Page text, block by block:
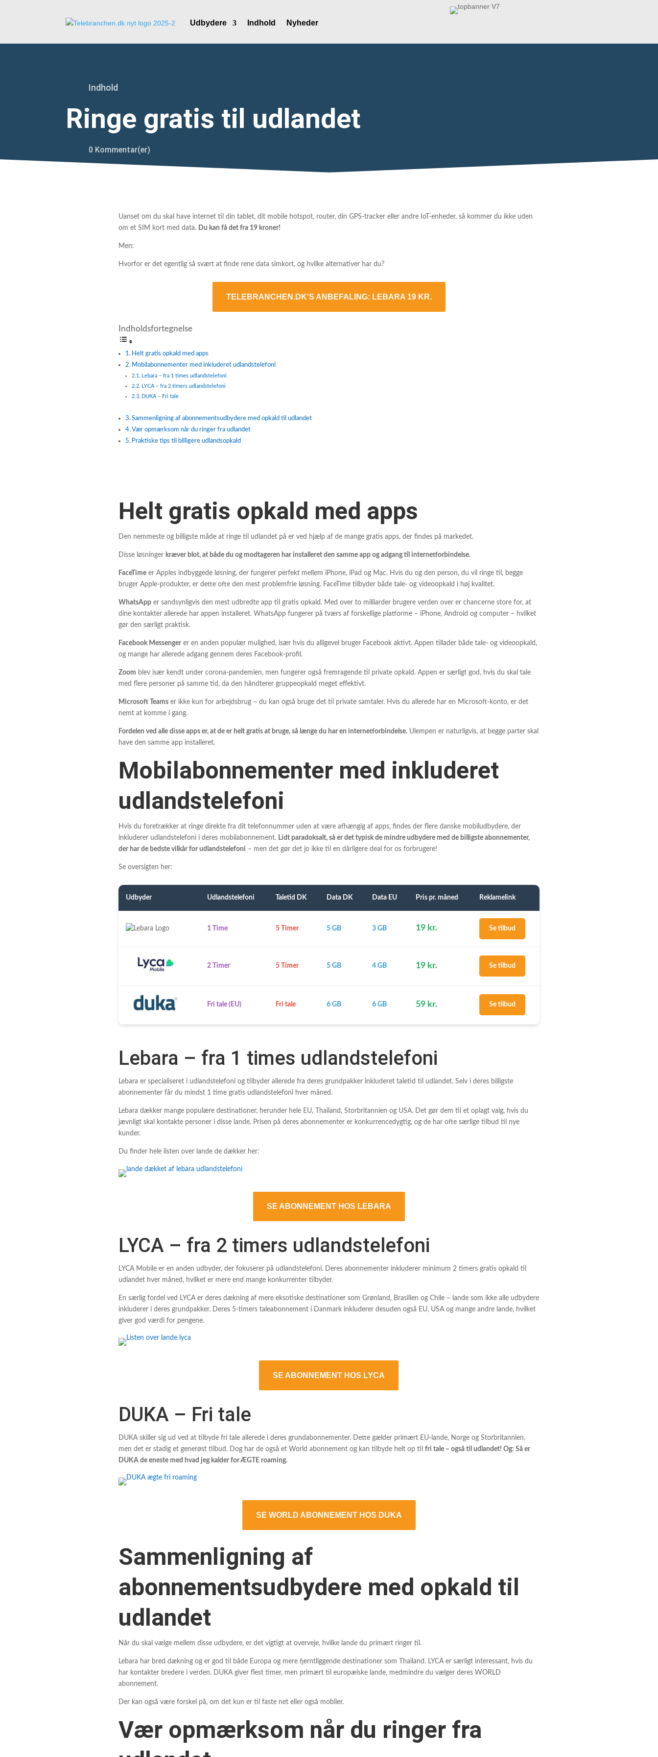
Udbydere Indhold Nyheder
Indhold
Ringe gratis til udlandet
0 Kommentar(er)
Uanset om du skal have internet til din tablet, dit mobile hotspot, router, din GPS-tracker eller andre IoT-enheder, så kommer du ikke uden
om et SIM kort med data. Du kan få det fra 19 kroner!
Men:
Hvorfor er det egentlig så svært at finde rene data simkort, og hvilke alternativer har du?
TELEBRANCHEN.DK'S ANBEFALING: LEBARA 19 KR.
Indholdsfortegnelse
Helt gratis opkald med apps
Mobilabonnementer med inkluderet udlandstelefoni
Lebara – fra 1 times udlandstelefoni
LYCA – fra 2 timers udlandstelefoni
DUKA – Fri tale
Sammenligning af abonnementsudbydere med opkald til udlandet
Vær opmærksom når du ringer fra udlandet
Praktiske tips til billigere udlandsopkald
Helt gratis opkald med apps
Den nemmeste og billigste måde at ringe til udlandet på er ved hjælp af de mange gratis apps, der findes på markedet.
Disse løsninger kræver blot, at både du og modtageren har installeret den samme app og adgang til internetforbindelse.
FaceTimeer Apples indbyggede løsning, der fungerer perfekt mellem iPhone, iPad og Mac. Hvis du og den person, du vil ringe til, begge
bruger Apple-produkter, er dette ofte den mest problemfrie løsning. FaceTime tilbyder både tale- og videoopkald i høj kvalitet.
WhatsApper sandsynligvis den mest udbredte app til gratis opkald. Med over to milliarder brugere verden over er chancerne store for, at
dine kontakter allerede har appen installeret. WhatsApp fungerer på tværs af forskellige platforme – iPhone, Android og computer – hvilket
gør den særligt praktisk.
Facebook Messengerer en anden populær mulighed, især hvis du alligevel bruger Facebook aktivt. Appen tillader både tale- og videoopkald,
og mange har allerede adgang gennem deres Facebook-profil.
Zoom blev især kendt under corona-pandemien, men fungerer også fremragende til private opkald. Appen er særligt god, hvis du skal tale
med flere personer på samme tid, da den håndterer gruppeopkald meget effektivt.
Microsoft Teamser ikke kun for arbejdsbrug – du kan også bruge det til private samtaler. Hvis du allerede har en Microsoft-konto, er det
nemt at komme i gang.
Fordelen ved alle disse apps er, at de er helt gratis at bruge, så længe du har en internetforbindelse.Ulempen er naturligvis, at begge parter skal
have den samme app installeret.
Mobilabonnementer med inkluderet
udlandstelefoni
Hvis du foretrækker at ringe direkte fra dit telefonnummer uden at være afhængig af apps, findes der flere danske mobiludbydere, der
inkluderer udlandstelefoni i deres mobilabonnement. Lidt paradoksalt, så er det typisk de mindre udbydere med de billigste abonnementer,
der har de bedste vilkår for udlandstelefoni – men det gør det jo ikke til en dårligere deal for os forbrugere!
Se oversigten her:
Udbyder Udlandstelefoni Taletid DK Data DK Data EU Pris pr. måned Reklamelink
1 Time 5 Timer 5 GB 3 GB 19 kr. Se tilbud
2 Timer 5 Timer 5 GB 4 GB 19 kr. Se tilbud
Fri tale (EU) Fri tale 6 GB 6 GB 59 kr. Se tilbud
Lebara – fra 1 times udlandstelefoni
Lebara er specialiseret i udlandstelefoni og tilbyder allerede fra deres grundpakker inkluderet taletid til udlandet. Selv i deres billigste
abonnementer får du mindst 1 time gratis udlandstelefoni hver måned.
Lebara dækker mange populære destinationer, herunder hele EU, Thailand, Storbritannien og USA. Det gør dem til et oplagt valg, hvis du
jævnligt skal kontakte personer i disse lande. Prisen på deres abonnementer er konkurrencedygtig, og de har ofte særlige tilbud til nye
kunder.
Du finder hele listen over lande de dækker her:
SE ABONNEMENT HOS LEBARA
LYCA – fra 2 timers udlandstelefoni
LYCA Mobile er en anden udbyder, der fokuserer på udlandstelefoni. Deres abonnementer inkluderer minimum 2 timers gratis opkald til
udlandet hver måned, hvilket er mere end mange konkurrenter tilbyder.
En særlig fordel ved LYCA er deres dækning af mere eksotiske destinationer som Grønland, Brasilien og Chile – lande som ikke alle udbydere
inkluderer i deres grundpakker. Deres 5-timers taleabonnement i Danmark inkluderer desuden også EU, USA og mange andre lande, hvilket
giver god værdi for pengene.
SE ABONNEMENT HOS LYCA
DUKA – Fri tale
DUKA skiller sig ud ved at tilbyde fri tale allerede i deres grundabonnementer. Dette gælder primært EU-lande, Norge og Storbritannien,
men det er stadig et generøst tilbud. Dog har de også et World abonnement og kan tilbyde helt op til fri tale – også til udlandet! Og: Så er
DUKA de eneste med hvad jeg kalder for ÆGTE roaming.
SE WORLD ABONNEMENT HOS DUKA
Sammenligning af
abonnementsudbydere med opkald til
udlandet
Når du skal vælge mellem disse udbydere, er det vigtigt at overveje, hvilke lande du primært ringer til.
Lebara har bred dækning og er god til både Europa og mere fjerntliggende destinationer som Thailand. LYCA er særligt interessant, hvis du
har kontakter bredere i verden. DUKA giver flest timer, men primært til europæiske lande, medmindre du vælger deres WORLD
abonnement.
Der kan også være forskel på, om det kun er til faste net eller også mobiler.
Vær opmærksom når du ringer fra